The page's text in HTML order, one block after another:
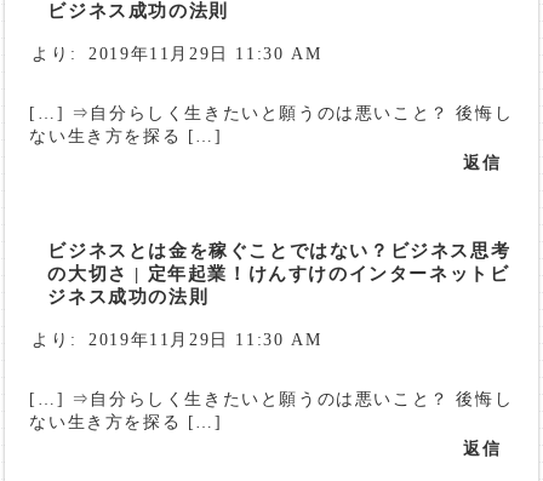
ビジネス成功の法則
より: 2019年11月29日 11:30 AM
[…] ⇒自分らしく生きたいと願うのは悪いこと？ 後悔し
ない生き方を探る […]
返信
ビジネスとは金を稼ぐことではない？ビジネス思考
の大切さ | 定年起業！けんすけのインターネットビ
ジネス成功の法則
より: 2019年11月29日 11:30 AM
[…] ⇒自分らしく生きたいと願うのは悪いこと？ 後悔し
ない生き方を探る […]
返信